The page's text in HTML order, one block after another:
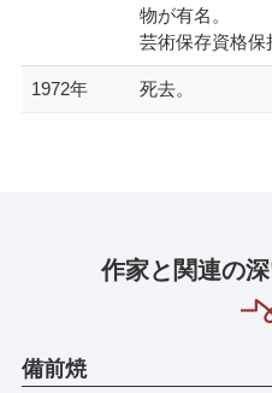
物が有名。
芸術保存資格保
1972年 死去。
作家と関連の
備前焼